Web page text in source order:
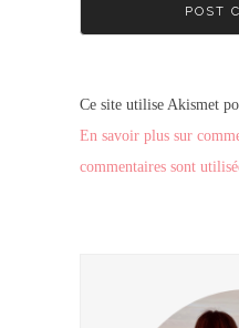
Ce site utilise Akismet
En savoir plus sur
commentaires sont